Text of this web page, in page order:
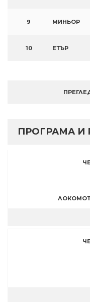
9 МИНЬОР
10 ЕТЪР
ПРОГРАМА И